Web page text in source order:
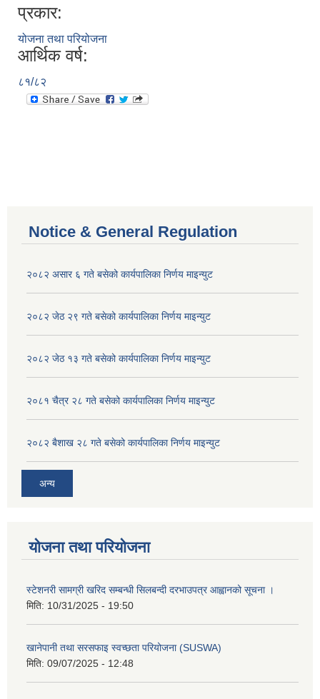
प्रकार:
योजना तथा परियोजना
आर्थिक वर्ष:
८१/८२
Notice & General Regulation
२०८२ असार ६ गते बसेको कार्यपालिका निर्णय माइन्युट
२०८२ जेठ २९ गते बसेको कार्यपालिका निर्णय माइन्युट
२०८२ जेठ १३ गते बसेको कार्यपालिका निर्णय माइन्युट
२०८१ चैत्र २८ गते बसेको कार्यपालिका निर्णय माइन्युट
२०८२ बैशाख २८ गते बसेको कार्यपालिका निर्णय माइन्युट
अन्य
योजना तथा परियोजना
स्टेशनरी सामग्री खरिद सम्बन्धी सिलबन्दी दरभाउपत्र आह्वानको सूचना ।
मिति: 10/31/2025 - 19:50
खानेपानी तथा सरसफाइ स्वच्छता परियोजना (SUSWA)
मिति: 09/07/2025 - 12:48